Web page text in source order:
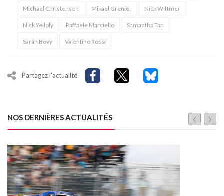
Michael Christensen Mikael Grenier Nick Wittmer
Nick Yelloly Raffaele Marciello Samantha Tan
Sarah Bovy Valentino Rossi
Partagez l'actualité
NOS DERNIÈRES ACTUALITÉS